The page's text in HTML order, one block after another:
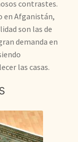
contrastes.
en Afganistán,
son las de
demanda en
las casas.